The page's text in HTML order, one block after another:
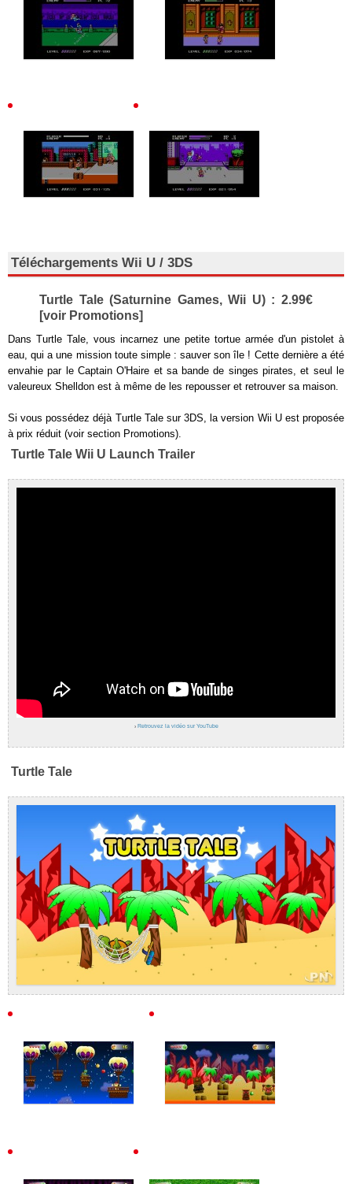
Téléchargements Wii U / 3DS
Turtle Tale (Saturnine Games, Wii U) : 2.99€
[voir Promotions]
Dans Turtle Tale, vous incarnez une petite tortue armée d'un pistolet à
eau, qui a une mission toute simple : sauver son île ! Cette dernière a été
envahie par le Captain O'Haire et sa bande de singes pirates, et seul le
valeureux Shelldon est à même de les repousser et retrouver sa maison.
Si vous possédez déjà Turtle Tale sur 3DS, la version Wii U est proposée
à prix réduit (voir section Promotions).
Turtle Tale Wii U Launch Trailer
› Retrouvez la vidéo sur YouTube
Turtle Tale